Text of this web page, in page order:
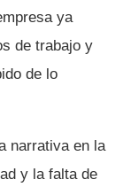
ya
de trabajo y
de lo
narrativa en la
y la falta de